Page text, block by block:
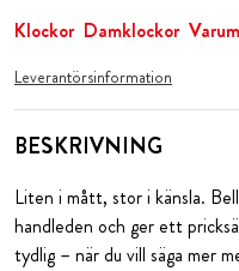
Klockor Damklockor
Leverantörsinformation
BESKRIVNING
Liten i mått, stor i känsla.
handleden och ger ett
tydlig – när du vill säga mer